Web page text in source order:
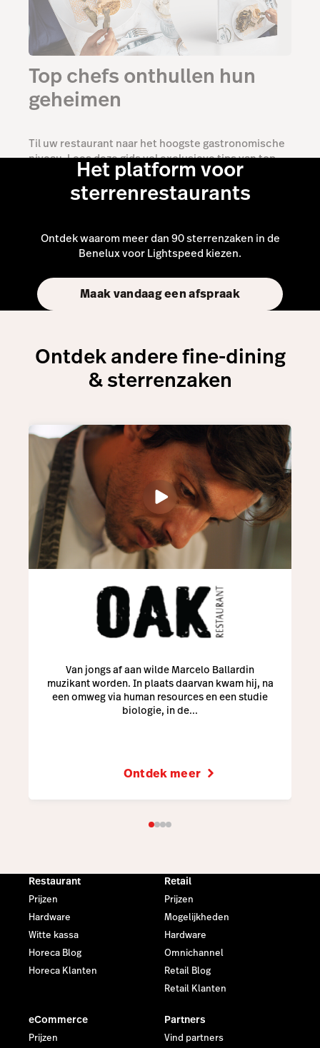
Top chefs onthullen hun
geheimen
Til uw restaurant naar het hoogste gastronomische
niveau. Lees deze gids vol exclusieve tips van top
chefs en de directeur van de Michelin Gids.
Het platform voor
sterrenrestaurants
Ontdek waarom meer dan 90 sterrenzaken in de
Benelux voor Lightspeed kiezen.
Maak vandaag een afspraak
Ontdek andere fine-dining
& sterrenzaken
Van jongs af aan wilde Marcelo Ballardin
muzikant worden. In plaats daarvan kwam hij, na
een omweg via human resources en een studie
biologie, in de...
Ontdek meer
Restaurant
Prijzen
Hardware
Witte kassa
Horeca Blog
Horeca Klanten
Retail
Prijzen
Mogelijkheden
Hardware
Omnichannel
Retail Blog
Retail Klanten
eCommerce
Prijzen
Partners
Vind partners